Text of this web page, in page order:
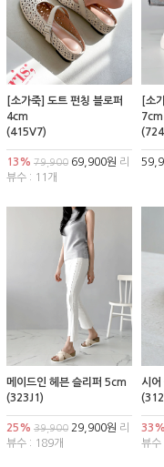
[소가죽] 도트 펀칭 블로퍼
4cm
(415V7)
13% 79,900 69,900원 리
뷰수 : 11개
[소
7cm
메이드인 헤븐 슬리퍼 5cm
(323J1)
25% 39,900 29,900원 리
뷰수 : 189개
시
33%
뷰수